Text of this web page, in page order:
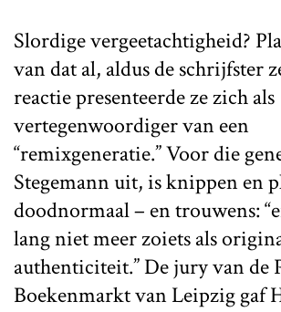
Slordige vergeetachtigheid?
van dat al, aldus de schrijfster
reactie presenteerde ze zich als
vertegenwoordiger van een
“remixgeneratie.” Voor die
Stegemann uit, is knippen en
doodnormaal – en trouwens:
lang niet meer zoiets als
authenticiteit.” De jury van de
Boekenmarkt van Leipzig gaf